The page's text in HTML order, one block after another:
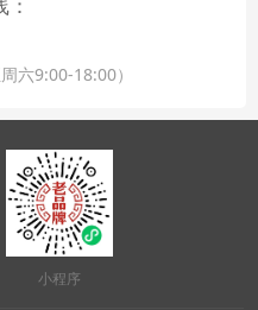
六9:00-18:00）
小程序